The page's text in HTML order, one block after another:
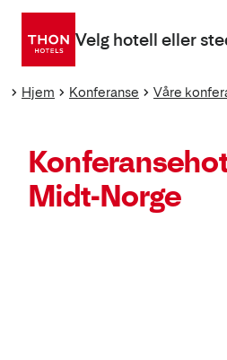
Gå
direkte
Velg hotell eller
Hjem Konferanse Våre
Midt-Norge